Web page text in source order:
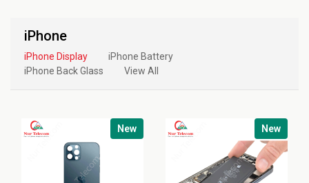
iPhone
iPhone Display
iPhone Battery
iPhone Back Glass
View All
New New